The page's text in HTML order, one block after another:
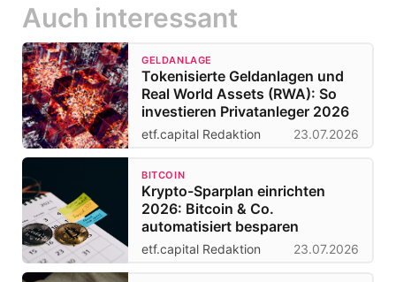
Auch interessant
GELDANLAGE
Tokenisierte Geldanlagen und
Real World Assets (RWA): So
investieren Privatanleger 2026
etf.capital Redaktion 23.07.2026
BITCOIN
Krypto-Sparplan einrichten
2026: Bitcoin & Co.
automatisiert besparen
etf.capital Redaktion 23.07.2026